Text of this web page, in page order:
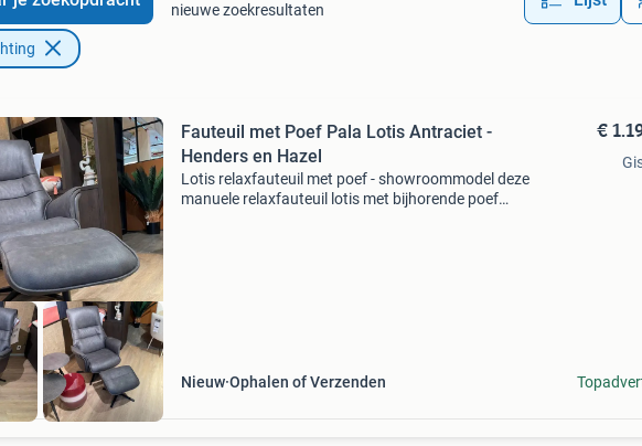
nieuwe zoekresultaten
Fauteuil met Poef Pala Lotis Antraciet -
Henders en Hazel
Lotis relaxfauteuil met poef - showroommodel deze
manuele relaxfauteuil lotis met bijhorende poef
Nieuw Ophalen of Verzenden
€